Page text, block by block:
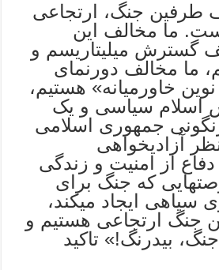
طرفین جنگ، ارتجاعی
ما مخالف این
گسترش میلیتاریسم و
ما مخالف دورنمای
خاورمیانه» هستیم،
اسلام سیاسی و یک
جمهوری اسلامی
آزادیخواهی
از امنیت و زندگی
که جنگ برای
سیاهی ایجاد میکند،
جنگ ارتجاعی هستیم و
بیدرنگ!» تاکید